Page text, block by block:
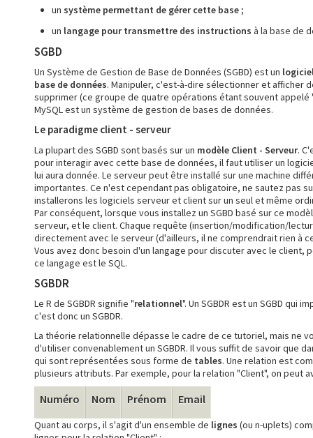
un système permettant de gérer cette base ;
un langage pour transmettre des instructions à la base de
SGBD
Un Système de Gestion de Base de Données (SGBD) est un
base de données. Manipuler, c'est-à-dire sélectionner et afficher
supprimer (ce groupe de quatre opérations étant souvent appelé
MySQL est un système de gestion de bases de données.
Le paradigme client - serveur
La plupart des SGBD sont basés sur un modèle Client - Serveur.
pour interagir avec cette base de données, il faut utiliser un
lui aura donnée. Le serveur peut être installé sur une machine
importantes. Ce n'est cependant pas obligatoire, ne sautez pas
installerons les logiciels serveur et client sur un seul et même
Par conséquent, lorsque vous installez un SGBD basé sur ce
serveur, et le client. Chaque requête (insertion/modification/
directement avec le serveur (d'ailleurs, il ne comprendrait rien à
Vous avez donc besoin d'un langage pour discuter avec le client,
ce langage est le SQL.
SGBDR
Le R de SGBDR signifie "relationnel". Un SGBDR est un SGBD
c'est donc un SGBDR.
La théorie relationnelle dépasse le cadre de ce tutoriel, mais ne
d'utiliser convenablement un SGBDR. Il vous suffit de savoir que
qui sont représentées sous forme de tables. Une relation est
plusieurs attributs. Par exemple, pour la relation "Client", on peut
Numéro Nom Prénom Email
Quant au corps, il s'agit d'un ensemble de lignes (ou n-uplets)